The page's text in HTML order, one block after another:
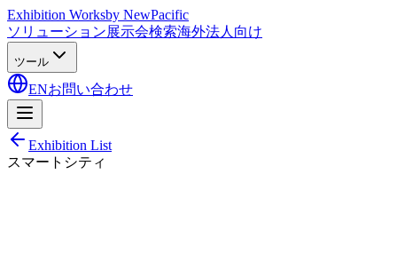
Exhibition Worksby NewPacific
ソリューション展示会検索海外法人向け
ツール
ENお問い合わせ
Exhibition List
スマートシティ